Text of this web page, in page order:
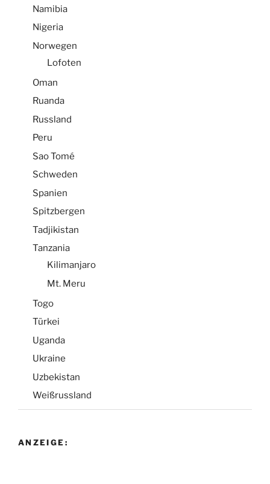
Namibia
Nigeria
Norwegen
Lofoten
Oman
Ruanda
Russland
Peru
Sao Tomé
Schweden
Spanien
Spitzbergen
Tadjikistan
Tanzania
Kilimanjaro
Mt. Meru
Togo
Türkei
Uganda
Ukraine
Uzbekistan
Weißrussland
ANZEIGE: